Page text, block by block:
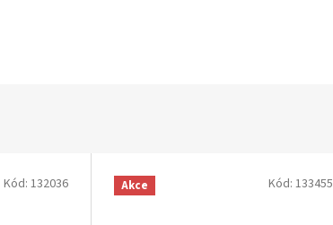
Kód: 132036 Akce Kód: 133455